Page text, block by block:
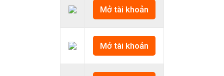
Mở tài khoản
Mở tài khoản